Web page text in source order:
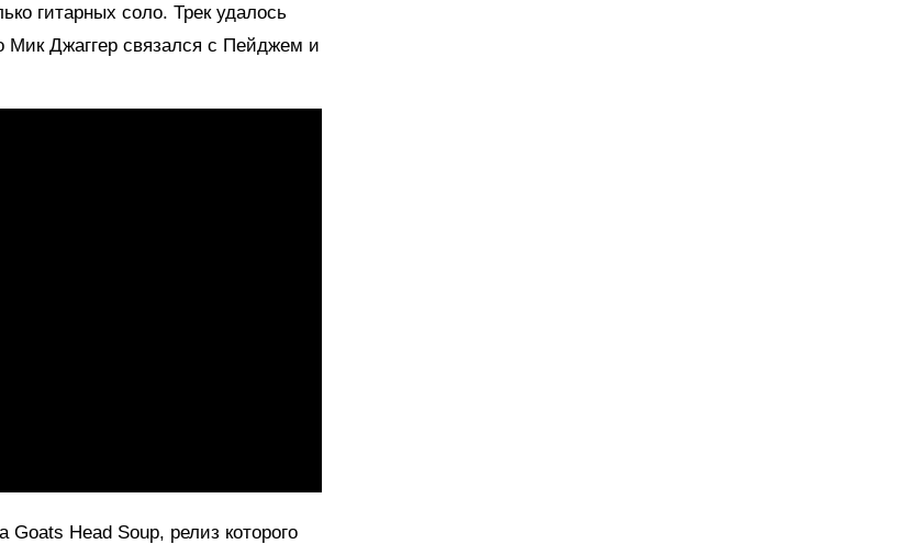
гитарных соло. Трек удалось
Мик Джаггер связался с Пейджем и
Head Soup, релиз которого